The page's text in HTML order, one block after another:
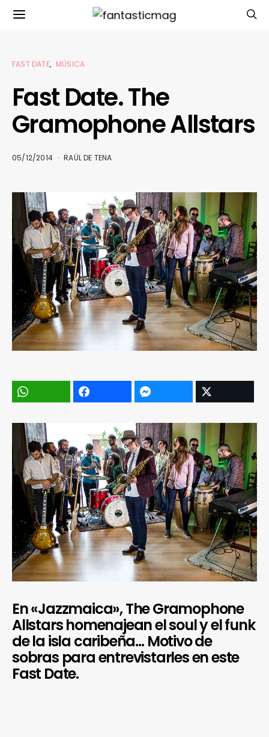
FAST DATE MÚSICA
Fast Date. The
Gramophone Allstars
05/12/2014 RAÜL DE TENA
En «Jazzmaica», The Gramophone
Allstars homenajean el soul y el funk
de la isla caribeña… Motivo de
sobras para entrevistarles en este
Fast Date.